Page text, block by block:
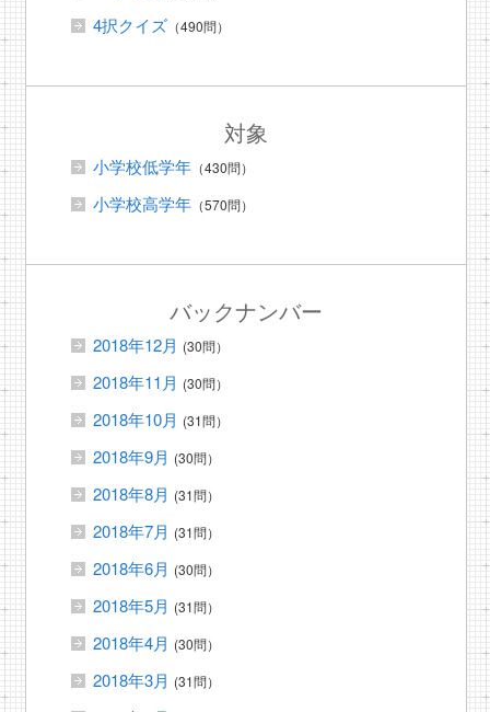
4択クイズ（490問）
対象
小学校低学年（430問）
小学校高学年（570問）
バックナンバー
2018年12月 (30問）
2018年11月 (30問）
2018年10月 (31問）
2018年9月 (30問）
2018年8月 (31問）
2018年7月 (31問）
2018年6月 (30問）
2018年5月 (31問）
2018年4月 (30問）
2018年3月 (31問）